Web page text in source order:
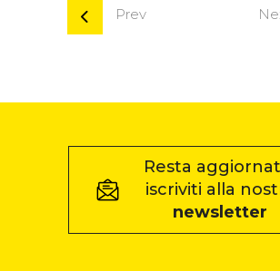
Prev
Resta
iscriviti alla
newsletter